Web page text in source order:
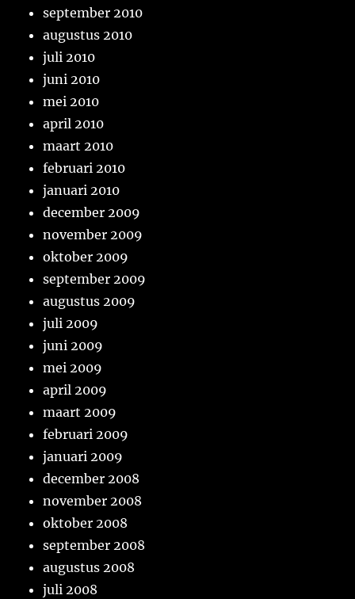
september 2010
augustus 2010
juli 2010
juni 2010
mei 2010
april 2010
maart 2010
februari 2010
januari 2010
december 2009
november 2009
oktober 2009
september 2009
augustus 2009
juli 2009
juni 2009
mei 2009
april 2009
maart 2009
februari 2009
januari 2009
december 2008
november 2008
oktober 2008
september 2008
augustus 2008
juli 2008